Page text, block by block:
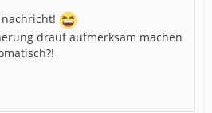
drauf aufmerksam machen